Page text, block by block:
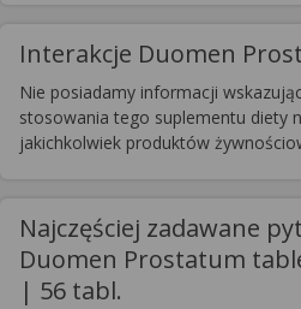
Interakcje Duomen
Nie posiadamy informacji
stosowania tego suplementu diety
jakichkolwiek produktów
Najczęściej zadawane
Duomen Prostatum
| 56 tabl.